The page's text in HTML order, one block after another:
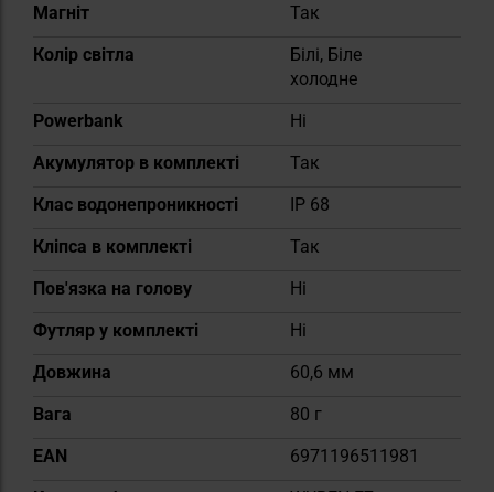
Магніт
Так
Колір світла
Білі, Біле
холодне
Powerbank
Ні
Акумулятор в комплекті
Так
Клас водонепроникності
IP 68
Кліпса в комплекті
Так
Пов'язка на голову
Ні
Футляр у комплекті
Ні
Довжина
60,6 мм
Вага
80 г
EAN
6971196511981